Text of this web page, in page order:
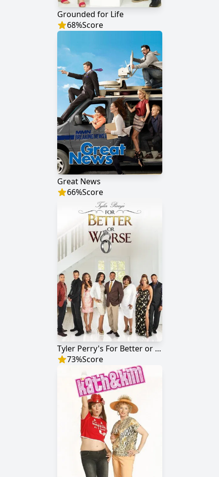
Grounded for Life
68%Score
Great News
66%Score
Tyler Perry's For Better or Worse
73%Score